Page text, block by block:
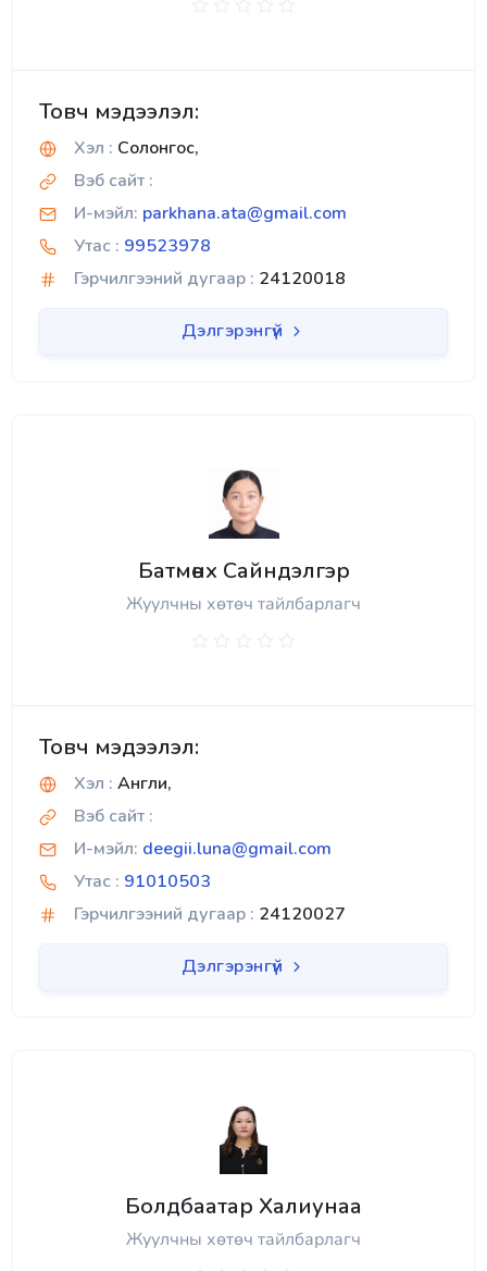
Товч мэдээлэл:
Хэл : Солонгос,
Вэб сайт :
И-мэйл: parkhana.ata@gmail.com
Утас : 99523978
Гэрчилгээний дугаар : 24120018
Дэлгэрэнгүй
Батмөнх Сайндэлгэр
Жуулчны хөтөч тайлбарлагч
Товч мэдээлэл:
Хэл : Англи,
Вэб сайт :
И-мэйл: deegii.luna@gmail.com
Утас : 91010503
Гэрчилгээний дугаар : 24120027
Дэлгэрэнгүй
Болдбаатар Халиунаа
Жуулчны хөтөч тайлбарлагч